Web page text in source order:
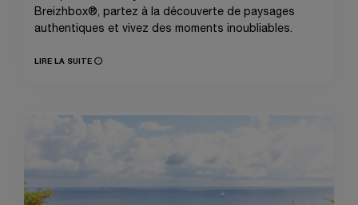
Breizhbox®, partez à la découverte de paysages
authentiques et vivez des moments inoubliables.
LIRE LA SUITE